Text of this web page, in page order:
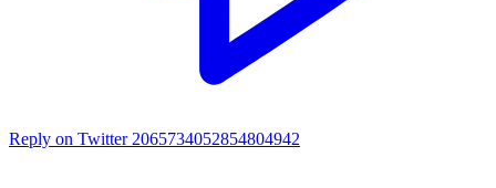
Reply on Twitter 2065734052854804942